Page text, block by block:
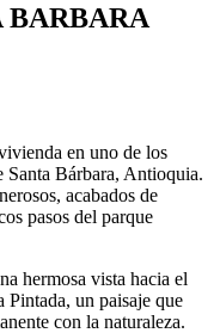
BARBARA
en uno de los
Santa Bárbara, Antioquia.
acabados de
pasos del parque
hermosa vista hacia el
un paisaje que
con la naturaleza.